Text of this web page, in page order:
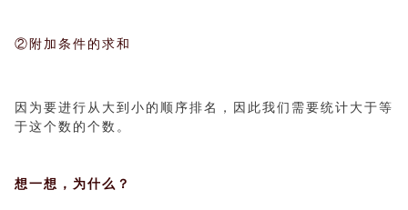
②附加条件的求和
因为要进行从大到小的顺序排名，因此我们需要统计大于等
于这个数的个数。
想一想，为什么？